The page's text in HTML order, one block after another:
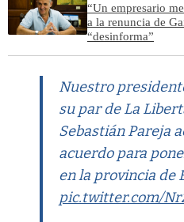
“Un empresario
a la renuncia de
“desinforma”
Nuestro
su par de La
Sebastián Pareja
acuerdo para
en la provincia de
pic.twitter.com/